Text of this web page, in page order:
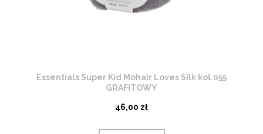
Essentials Super Kid Mohair Loves Silk kol.055
GRAFITOWY
46,00 zł